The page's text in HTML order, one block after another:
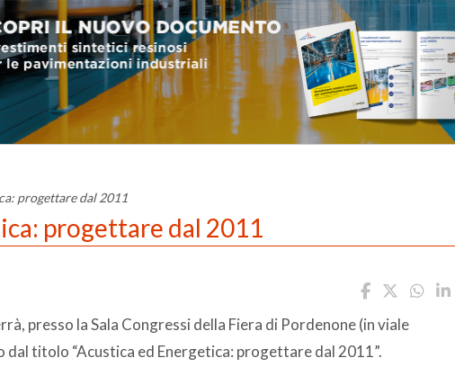
progettare dal 2011
progettare dal 2011
presso la Sala Congressi della Fiera di Pordenone (in viale
titolo “Acustica ed Energetica: progettare dal 2011”.